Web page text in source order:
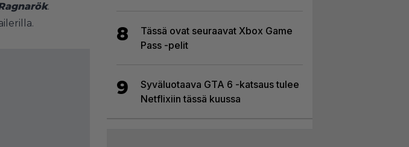
.
8
Tässä ovat seuraavat Xbox Game
Pass -pelit
9
Syväluotaava GTA 6 -katsaus tulee
Netflixiin tässä kuussa